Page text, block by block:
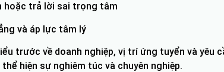
hoặc trả lời sai trọng tâm
và áp lực tâm lý
trước về doanh nghiệp, vị trí ứng tuyển và yêu
hiện sự nghiêm túc và chuyên nghiệp.